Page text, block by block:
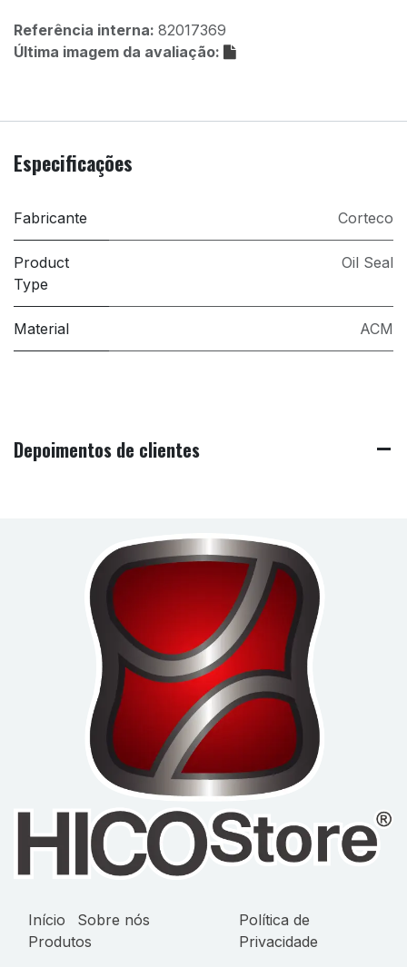
Referência interna: 82017369
Última imagem da avaliação:
Especificações
Fabricante Corteco
Product
Type
Oil Seal
Material ACM
Depoimentos de clientes
Início
Sobre nós
Produtos
Política de
Privacidade